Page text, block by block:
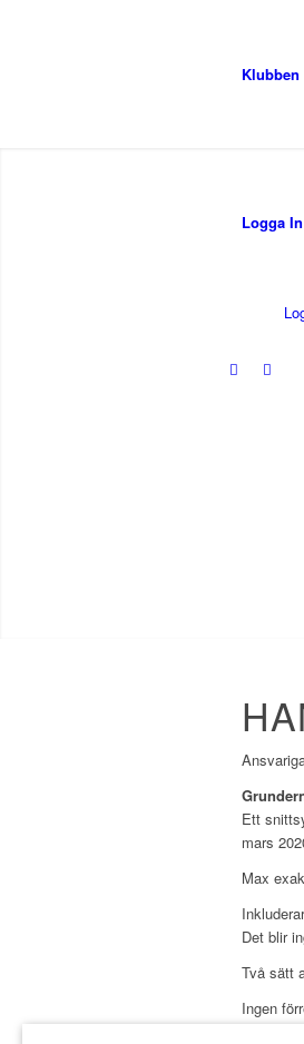
Klubben
Logga In
Ett
mars
Max
Det blir
Två sätt
Ingen